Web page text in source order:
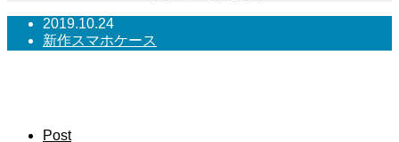
2019.10.24
新作スマホケース
Post